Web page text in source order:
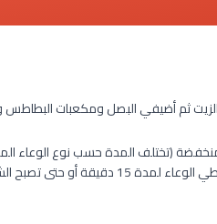
البصل ومكعبات البطاطس والمرق (ارفعي
حتى تصبح الشوربة سميكة.